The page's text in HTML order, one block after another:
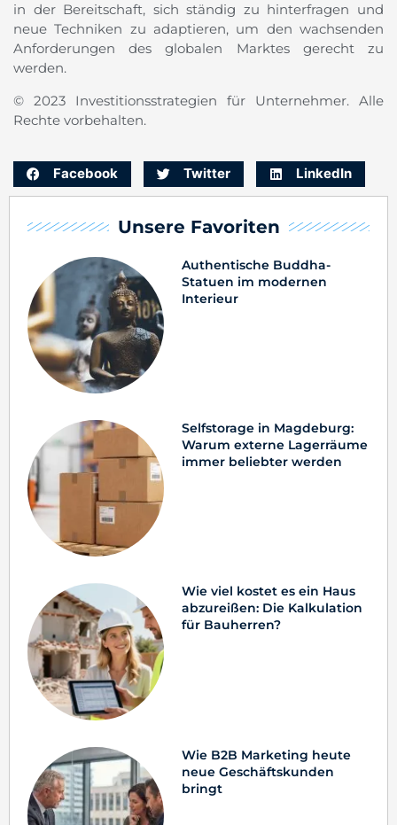
Unsere Favoriten
Authentische Buddha-
Statuen im modernen
Interieur
Selfstorage in Magdeburg:
Warum externe Lagerräume
immer beliebter werden
Wie viel kostet es ein Haus
abzureißen: Die Kalkulation
für Bauherren?
Wie B2B Marketing heute
neue Geschäftskunden
bringt
in der Bereitschaft, sich ständig zu hinterfragen und
neue Techniken zu adaptieren, um den wachsenden
Anforderungen des globalen Marktes gerecht zu
werden.
© 2023 Investitionsstrategien für Unternehmer. Alle
Rechte vorbehalten.
Facebook Twitter LinkedIn